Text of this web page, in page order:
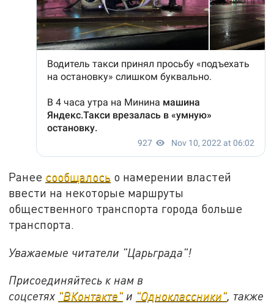
Ранее сообщалось о намерении властей
ввести на некоторые маршруты
общественного транспорта города больше
транспорта.
Уважаемые читатели "Царьграда"!
Присоединяйтесь к нам в
соцсетях "ВКонтакте" и "Одноклассники", также